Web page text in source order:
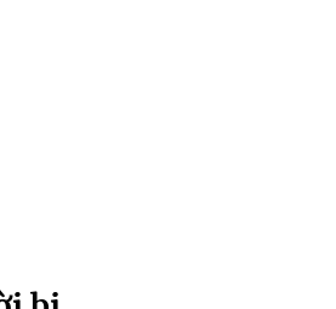
Infographic